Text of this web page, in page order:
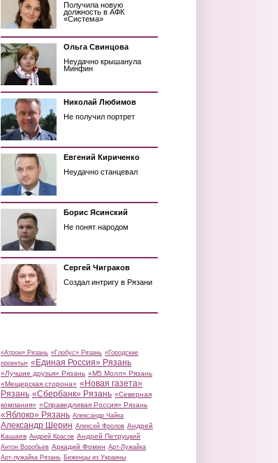
Получила новую
должность в АФК
«Система»
Ольга Свинцова
Неудачно крышанула
Минфин
Николай Любимов
Не получил портрет
Евгений Кириченко
Неудачно станцевал
Борис Ясинский
Не понят народом
Сергей Чиграков
Создал интригу в Рязани
«Атрон» Рязань «Глобус» Рязань «Городские
проекты» «Единая Россия» Рязань
«Лучшие друзья» Рязань «М5 Молл» Рязань
«Мещерская сторона» «Новая газета»
Рязань «Сбербанк» Рязань «Северная
компания» «Справедливая Россия» Рязань
«Яблоко» Рязань Александр Чайка
Александр Шерин Алексей Фролов Андрей
Кашаев Андрей Красов Андрей Петруцкий
Антон Воробьев Аркадий Фомин Арт-Лужайка
Арт-лужайка Рязань Беженцы из Украины